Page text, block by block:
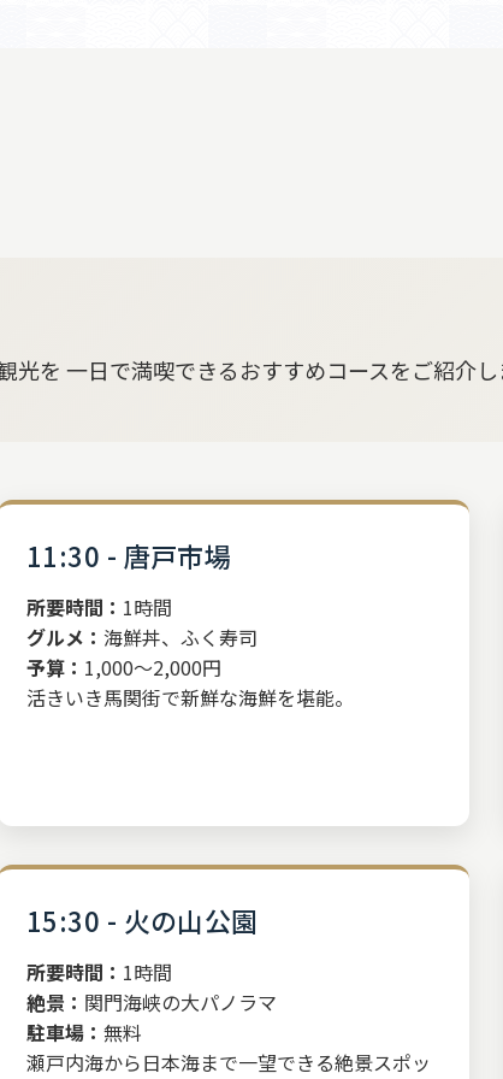
を 一日で満喫できるおすすめコースをご紹介し
11:30 - 唐戸市場
所要時間： 1時間
グルメ： 海鮮丼、ふく寿司
予算： 1,000～2,000円
活きいき馬関街で新鮮な海鮮を堪能。
15:30 - 火の山公園
所要時間： 1時間
絶景： 関門海峡の大パノラマ
駐車場： 無料
瀬戸内海から日本海まで一望できる絶景スポッ